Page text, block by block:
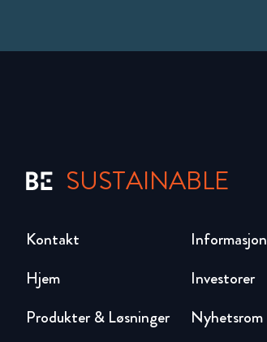
SUSTAINABLE
Hjem
Produkter & Løsninger
Investorer
Nyhetsrom
Kontakt Informasjon